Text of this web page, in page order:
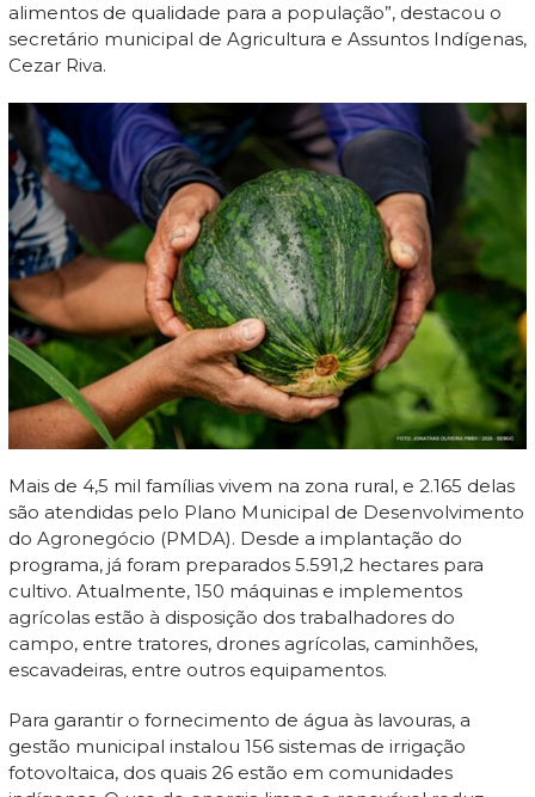
alimentos de qualidade para a população”, destacou o
secretário municipal de Agricultura e Assuntos Indígenas,
Cezar Riva.
Mais de 4,5 mil famílias vivem na zona rural, e 2.165 delas
são atendidas pelo Plano Municipal de Desenvolvimento
do Agronegócio (PMDA). Desde a implantação do
programa, já foram preparados 5.591,2 hectares para
cultivo. Atualmente, 150 máquinas e implementos
agrícolas estão à disposição dos trabalhadores do
campo, entre tratores, drones agrícolas, caminhões,
escavadeiras, entre outros equipamentos.
Para garantir o fornecimento de água às lavouras, a
gestão municipal instalou 156 sistemas de irrigação
fotovoltaica, dos quais 26 estão em comunidades